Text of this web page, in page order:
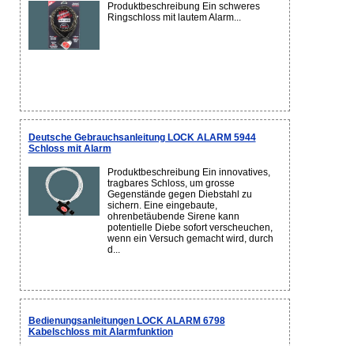
Produktbeschreibung Ein schweres
Ringschloss mit lautem Alarm...
Deutsche Gebrauchsanleitung LOCK ALARM 5944
Schloss mit Alarm
Produktbeschreibung Ein innovatives,
tragbares Schloss, um grosse
Gegenstände gegen Diebstahl zu
sichern. Eine eingebaute,
ohrenbetäubende Sirene kann
potentielle Diebe sofort verscheuchen,
wenn ein Versuch gemacht wird, durch
d...
Bedienungsanleitungen LOCK ALARM 6798
Kabelschloss mit Alarmfunktion